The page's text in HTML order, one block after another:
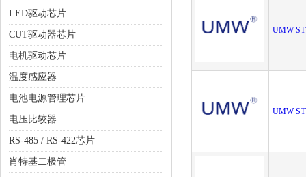
LED驱动芯片
CUT驱动器芯片
电机驱动芯片
温度感应器
电池电源管理芯片
电压比较器
RS-485 / RS-422芯片
肖特基二极管
UMW
UMW